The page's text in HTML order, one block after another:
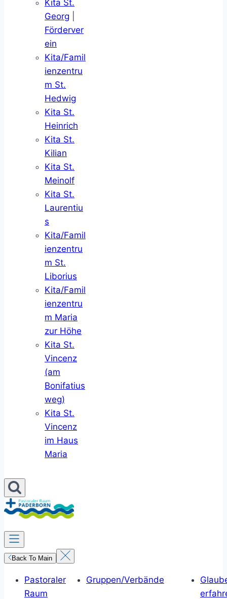
Kita St.
Georg
Förderver
ein
Kita/Famil
ienzentru
m St.
Hedwig
Kita St.
Heinrich
Kita St.
Kilian
Kita St.
Meinolf
Kita St.
Laurentiu
s
Kita/Famil
ienzentru
m St.
Liborius
Kita/Famil
ienzentru
m Maria
zur Höhe
Kita St.
Vincenz
(am
Bonifatius
weg)
Kita St.
Vincenz
im Haus
Maria
Back To Main
Pastoraler
Raum
Gruppen/Verbände